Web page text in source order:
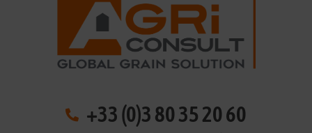
+33 (0)3 80 35 20 60